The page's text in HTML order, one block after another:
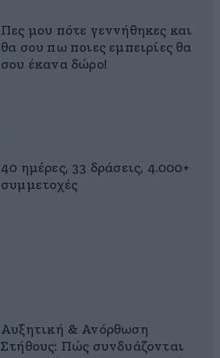
Πες μου πότε γεννήθηκες και
θα σου πω ποιες εμπειρίες θα
σου έκανα δώρο!
40 ημέρες, 33 δράσεις, 4.000+
συμμετοχές
Αυξητική & Ανόρθωση
Στήθους: Πώς συνδυάζονται